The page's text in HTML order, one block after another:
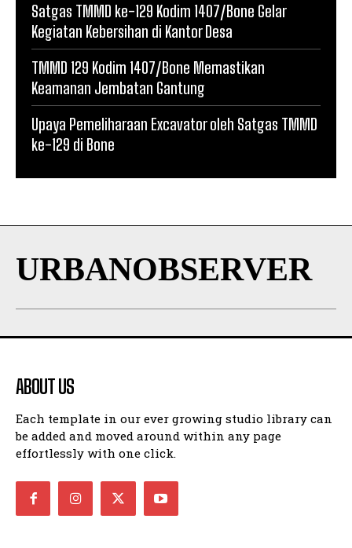
Satgas TMMD ke-129 Kodim 1407/Bone Gelar
Kegiatan Kebersihan di Kantor Desa
TMMD 129 Kodim 1407/Bone Memastikan
Keamanan Jembatan Gantung
Upaya Pemeliharaan Excavator oleh Satgas TMMD
ke-129 di Bone
URBANOBSERVER
ABOUT US
Each template in our ever growing studio library can
be added and moved around within any page
effortlessly with one click.